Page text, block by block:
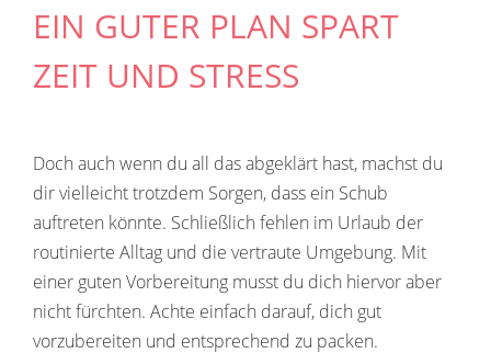
EIN GUTER PLAN SPART
ZEIT UND STRESS
Doch auch wenn du all das abgeklärt hast, machst du
dir vielleicht trotzdem Sorgen, dass ein Schub
auftreten könnte. Schließlich fehlen im Urlaub der
routinierte Alltag und die vertraute Umgebung. Mit
einer guten Vorbereitung musst du dich hiervor aber
nicht fürchten. Achte einfach darauf, dich gut
vorzubereiten und entsprechend zu packen.